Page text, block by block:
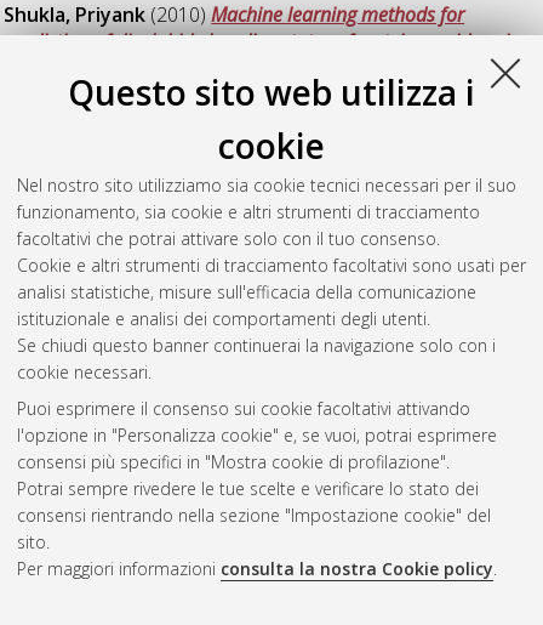
Questo sito web utilizza i
cookie
Nel nostro sito utilizziamo sia cookie tecnici necessari per il suo
funzionamento, sia cookie e altri strumenti di tracciamento
facoltativi che potrai attivare solo con il tuo consenso.
Cookie e altri strumenti di tracciamento facoltativi sono usati per
analisi statistiche, misure sull'efficacia della comunicazione
istituzionale e analisi dei comportamenti degli utenti.
Se chiudi questo banner continuerai la navigazione solo con i
cookie necessari.
Puoi esprimere il consenso sui cookie facoltativi attivando
l'opzione in "Personalizza cookie" e, se vuoi, potrai esprimere
consensi più specifici in "Mostra cookie di profilazione".
Potrai sempre rivedere le tue scelte e verificare lo stato dei
consensi rientrando nella sezione "Impostazione cookie" del
sito.
Per maggiori informazioni consulta la nostra Cookie policy.
Shukla, Priyank (2010)Machine learning methods for
prediction of disulphide bonding states of cysteine residues in
Università di Bologna. Dottorato di ricerca in Informatica , 22
Expressiveness in biologically inspired
languages, [Dissertation thesis], Alma Mater Studiorum
Università di Bologna. Dottorato di ricerca inInformatica
Ciclo. DOI 10.6092/unibo/amsdottorato/2665.
Questa lista e' stata generata ilFri Aug 7 20:42:02 2026 CEST
Atom
Rss 1.0
Rss 2.0
ISSN: 2038-7946